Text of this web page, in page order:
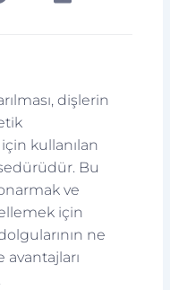
dişlerin
kullanılan
Bu
ve
için
ne
avantajları